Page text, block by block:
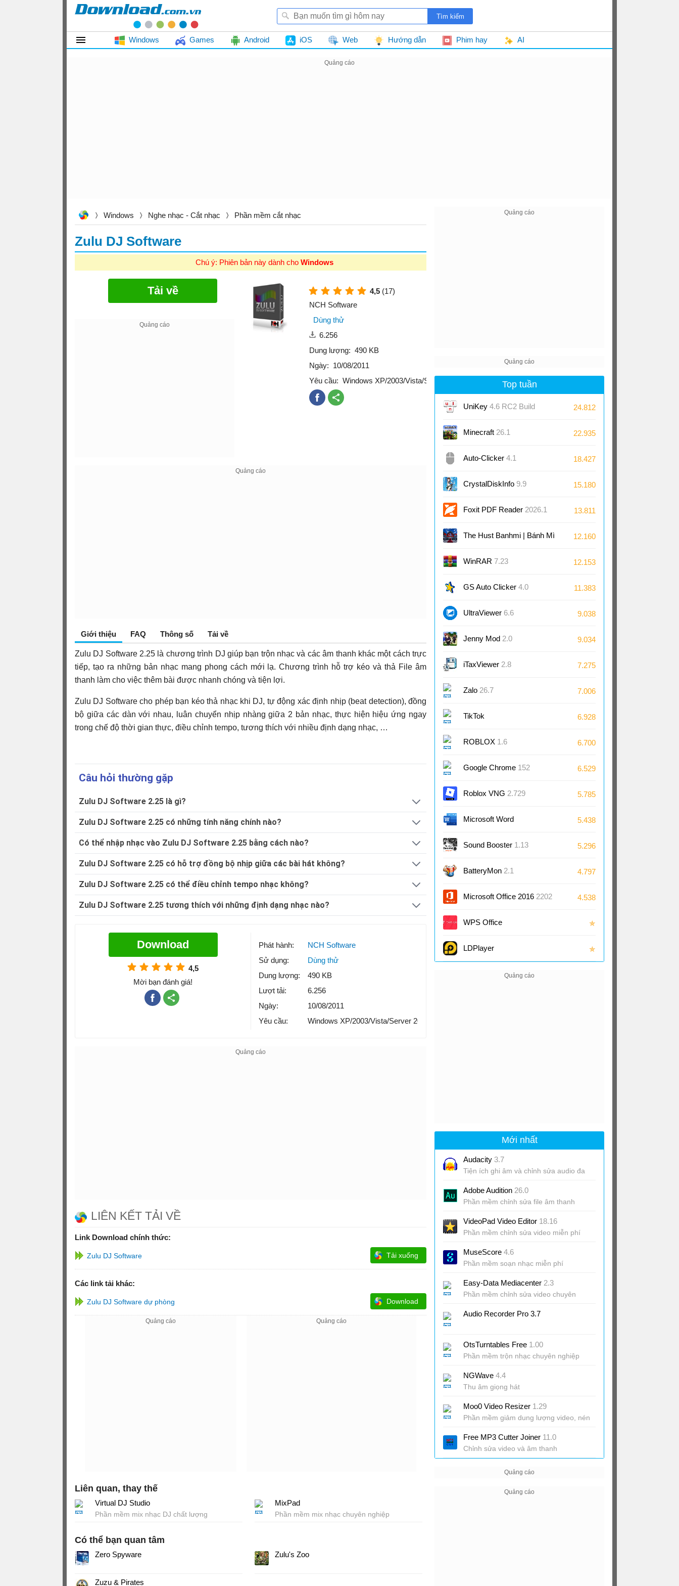
Windows Games Android iOS Web Hướng dẫn Phim hay AI
Windows Nghe nhạc - Cắt nhạc Phần mềm cắt nhạc
Zulu DJ Software
Chú ý: Phiên bản này dành cho Windows
Tải về 4,5 (17)
NCH Software
Dùng thử
6.256
Dung lượng: 490 KB
Ngày: 10/08/2011
Yêu cầu: Windows XP/2003/Vista/Server 2008/7
Giới thiệu FAQ Thông số Tải về
Zulu DJ Software 2.25 là chương trình DJ giúp bạn trộn nhạc và các âm thanh khác một cách trực
tiếp, tạo ra những bản nhạc mang phong cách mới lạ. Chương trình hỗ trợ kéo và thả File âm
thanh làm cho việc thêm bài được nhanh chóng và tiện lợi.
Zulu DJ Software cho phép bạn kéo thả nhạc khi DJ, tự động xác định nhịp (beat detection), đồng
bộ giữa các dàn với nhau, luân chuyển nhịp nhàng giữa 2 bản nhạc, thực hiện hiệu ứng ngay
trong chế độ thời gian thực, điều chỉnh tempo, tương thích với nhiều định dạng nhạc, …
Câu hỏi thường gặp
Zulu DJ Software 2.25 là gì?
Zulu DJ Software 2.25 có những tính năng chính nào?
Có thể nhập nhạc vào Zulu DJ Software 2.25 bằng cách nào?
Zulu DJ Software 2.25 có hỗ trợ đồng bộ nhịp giữa các bài hát không?
Zulu DJ Software 2.25 có thể điều chỉnh tempo nhạc không?
Zulu DJ Software 2.25 tương thích với những định dạng nhạc nào?
Download
4,5
Mời bạn đánh giá!
Phát hành:
NCH Software
Sử dụng:
Dùng thử
Dung lượng:
490 KB
Lượt tải:
6.256
Ngày:
10/08/2011
Yêu cầu:
Windows XP/2003/Vista/Server 2008/7
LIÊN KẾT TẢI VỀ
Link Download chính thức:
Zulu DJ Software Tải xuống
Các link tải khác:
Zulu DJ Software dự phòng Download
Liên quan, thay thế
Virtual DJ Studio
Phần mềm mix nhạc DJ chất lượng
MixPad
Phần mềm mix nhạc chuyên nghiệp
Có thể bạn quan tâm
Zero Spyware
Zuzu & Pirates
Zulu's Zoo
Top tuần
UniKey 4.6 RC2 Build
230919
24.812
Minecraft 26.1 22.935
Auto-Clicker 4.1 18.427
CrystalDiskInfo 9.9 15.180
Foxit PDF Reader 2026.1 13.811
The Hust Banhmi | Bánh Mì
Bách Khoa
12.160
WinRAR 7.23 12.153
GS Auto Clicker 4.0 11.383
UltraViewer 6.6 9.038
Jenny Mod 2.0 9.034
iTaxViewer 2.8 7.275
Zalo 26.7 7.006
TikTok 6.928
ROBLOX 1.6 6.700
Google Chrome 152 6.529
Roblox VNG 2.729 5.785
Microsoft Word
2024/2021/2019/2016
5.438
Sound Booster 1.13 5.296
BatteryMon 2.1 4.797
Microsoft Office 2016 2202
(16.0
4.538
WPS Office ✯
LDPlayer ✯
Mới nhất
Audacity 3.7
Tiện ích ghi âm và chỉnh sửa audio đa
Adobe Audition 26.0
Phần mềm chỉnh sửa file âm thanh
VideoPad Video Editor 18.16
Phần mềm chỉnh sửa video miễn phí
MuseScore 4.6
Phần mềm soạn nhạc miễn phí
Easy-Data Mediacenter 2.3
Phần mềm chỉnh sửa video chuyên
Audio Recorder Pro 3.7
OtsTurntables Free 1.00
Phần mềm trộn nhạc chuyên nghiệp
NGWave 4.4
Thu âm giọng hát
Moo0 Video Resizer 1.29
Phần mềm giảm dung lượng video, nén
Free MP3 Cutter Joiner 11.0
Chỉnh sửa video và âm thanh